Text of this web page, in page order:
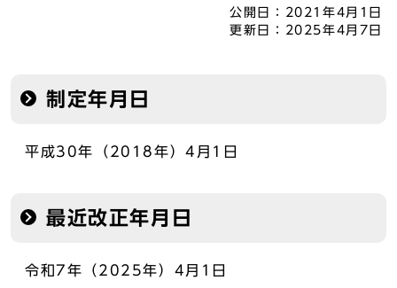
公開日：
2021年4月1日
更新日：
2025年4月7日
制定年月日
平成30年（2018年）4月1日
最近改正年月日
令和7年（2025年）4月1日